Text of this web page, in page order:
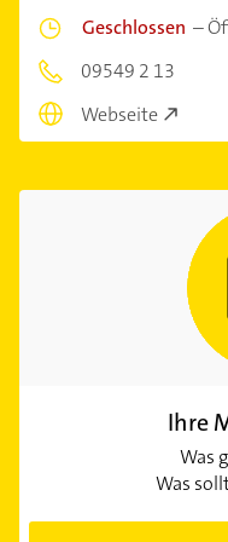
Geschlossen –
09549 2 13
Webseite
Ihre
Was
Was